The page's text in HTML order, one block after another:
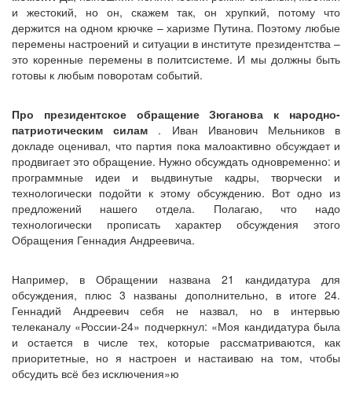
и жестокий, но он, скажем так, он хрупкий, потому что
держится на одном крючке – харизме Путина. Поэтому любые
перемены настроений и ситуации в институте президентства –
это коренные перемены в политсистеме. И мы должны быть
готовы к любым поворотам событий.
Про президентское обращение Зюганова к народно-
патриотическим силам . Иван Иванович Мельников в
докладе оценивал, что партия пока малоактивно обсуждает и
продвигает это обращение. Нужно обсуждать одновременно: и
программные идеи и выдвинутые кадры, творчески и
технологически подойти к этому обсуждению. Вот одно из
предложений нашего отдела. Полагаю, что надо
технологически прописать характер обсуждения этого
Обращения Геннадия Андреевича.
Например, в Обращении названа 21 кандидатура для
обсуждения, плюс 3 названы дополнительно, в итоге 24.
Геннадий Андреевич себя не назвал, но в интервью
телеканалу «России-24» подчеркнул: «Моя кандидатура была
и остается в числе тех, которые рассматриваются, как
приоритетные, но я настроен и настаиваю на том, чтобы
обсудить всё без исключения»ю